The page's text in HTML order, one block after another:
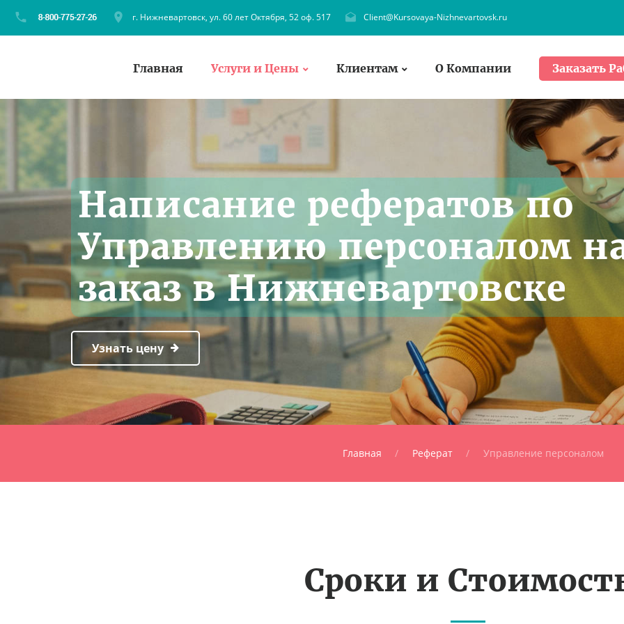
г. Нижневартовск, ул. 60 лет Октября, 52 оф. 517 Client@Kursovaya-Nizhnevartovsk.ru
Главная Услуги и Цены Клиентам О Компании Заказать
Написание рефератов по
Управлению персоналом
заказ в Нижневартовске
Узнать цену
Главная Реферат Управление персоналом
Сроки и